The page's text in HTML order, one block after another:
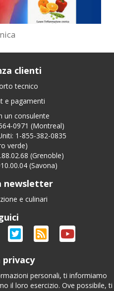
clienti
tecnico
e pagamenti
un consulente
0971 (Montreal)
1-855-382-0835
verde)
(Grenoble)
(Savona)
newsletter
e culinari
privacy
personali, ti informiamo
il loro esercizio. Ove possibile, ti